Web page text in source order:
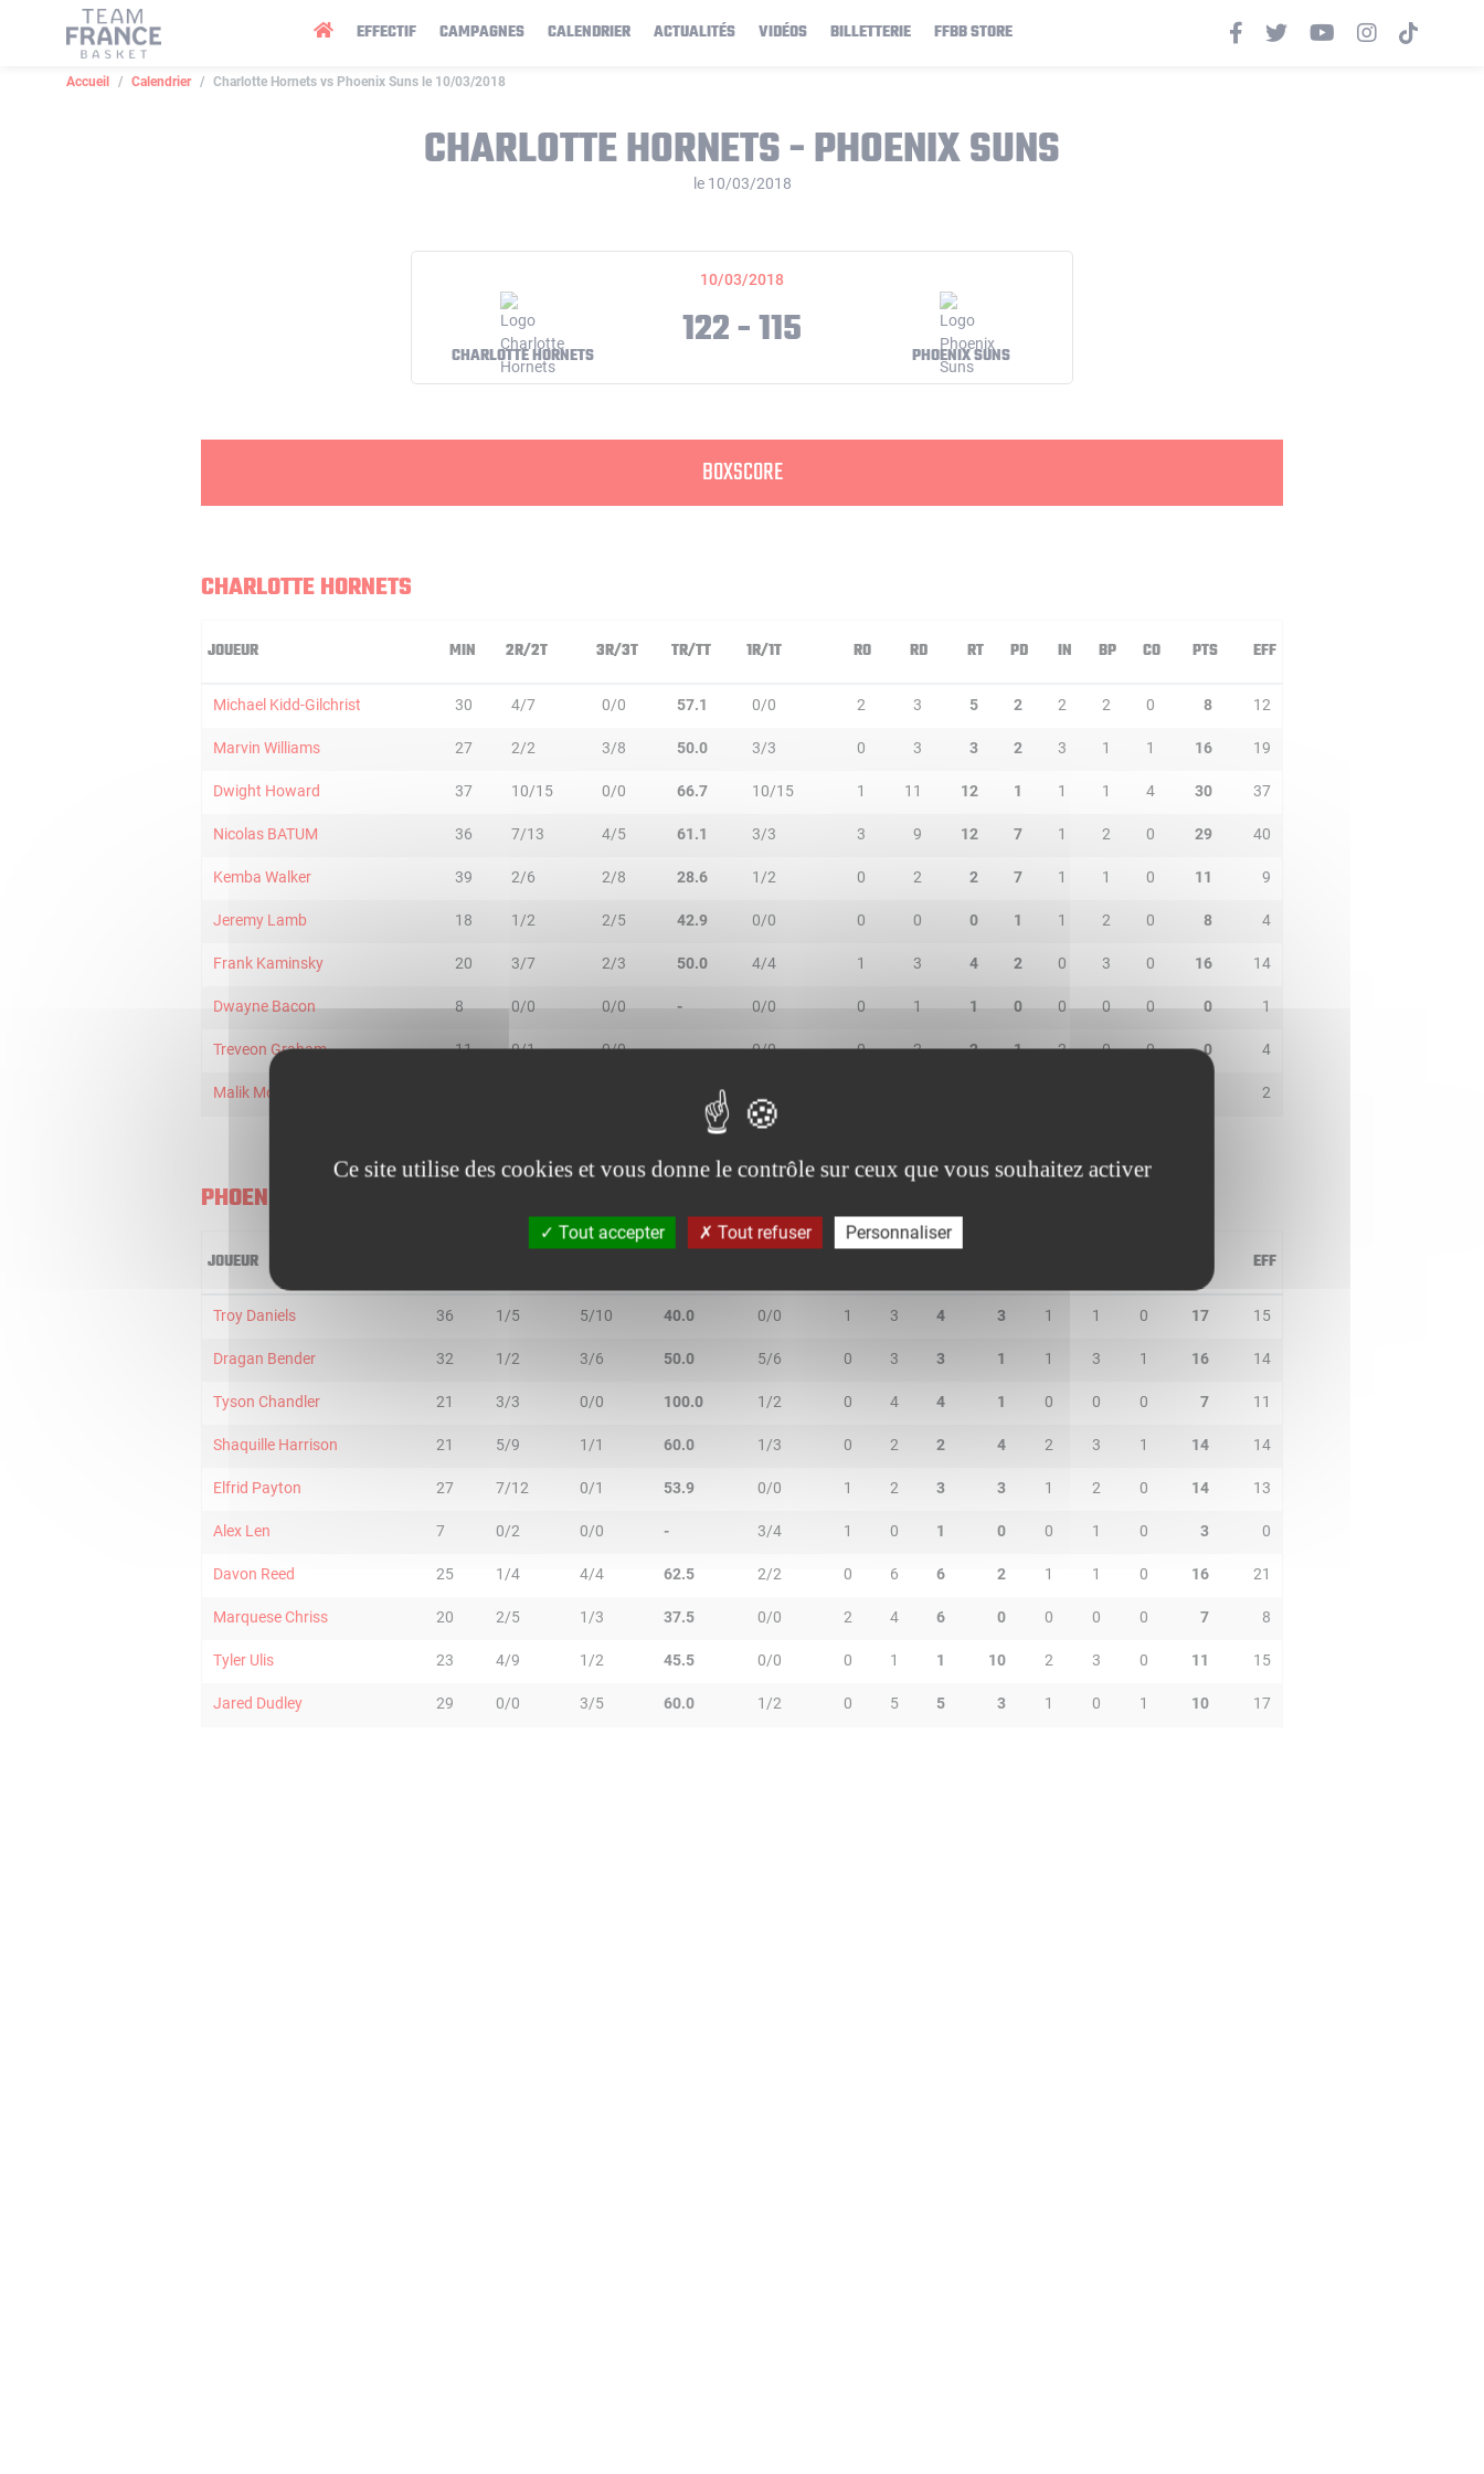
EFFECTIF CAMPAGNES CALENDRIER ACTUALITÉS VIDÉOS BILLETTERIE FFBB STORE
Accueil Calendrier Charlotte Hornets vs Phoenix Suns le 10/03/2018
CHARLOTTE HORNETS - PHOENIX SUNS
le 10/03/2018
10/03/2018
CHARLOTTE HORNETS 122 - 115 PHOENIX SUNS
BOXSCORE
CHARLOTTE HORNETS
JOUEUR MIN 2R/2T 3R/3T TR/TT 1R/1T RO RD RT PD IN BP CO PTS EFF
Michael Kidd-Gilchrist 30 4/7 0/0 57.1 0/0 2 3 5 2 2 2 0 8 12
Marvin Williams 27 2/2 3/8 50.0 3/3 0 3 3 2 3 1 1 16 19
Dwight Howard 37 10/15 0/0 66.7 10/15 1 11 12 1 1 1 4 30 37
Nicolas BATUM 36 7/13 4/5 61.1 3/3 3 9 12 7 1 2 0 29 40
Kemba Walker 39 2/6 2/8 28.6 1/2 0 2 2 7 1 1 0 11 9
Jeremy Lamb 18 1/2 2/5 42.9 0/0 0 0 0 1 1 2 0 8 4
Frank Kaminsky 20 3/7 2/3 50.0 4/4 1 3 4 2 0 3 0 16 14
Dwayne Bacon 8 0/0 0/0 - 0/0 0 1 1 0 0 0 0 0 1
Treveon Graham 11 0/1 0/0 - 0/0 0 2 2 1 2 0 0 0 4
Malik Monk 2
PHOENIX SUNS
JOUEUR EFF
Troy Daniels 36 1/5 5/10 40.0 0/0 1 3 4 3 1 1 0 17 15
Dragan Bender 32 1/2 3/6 50.0 5/6 0 3 3 1 1 3 1 16 14
Tyson Chandler 21 3/3 0/0 100.0 1/2 0 4 4 1 0 0 0 7 11
Shaquille Harrison 21 5/9 1/1 60.0 1/3 0 2 2 4 2 3 1 14 14
Elfrid Payton 27 7/12 0/1 53.9 0/0 1 2 3 3 1 2 0 14 13
Alex Len 7 0/2 0/0 - 3/4 1 0 1 0 0 1 0 3 0
Davon Reed 25 1/4 4/4 62.5 2/2 0 6 6 2 1 1 0 16 21
Marquese Chriss 20 2/5 1/3 37.5 0/0 2 4 6 0 0 0 0 7 8
Tyler Ulis 23 4/9 1/2 45.5 0/0 0 1 1 10 2 3 0 11 15
Jared Dudley 29 0/0 3/5 60.0 1/2 0 5 5 3 1 0 1 10 17
Panneau de gestion des cookies
Ce site utilise des cookies et vous donne le contrôle sur ceux que vous souhaitez activer
Tout accepter Tout refuser Personnaliser